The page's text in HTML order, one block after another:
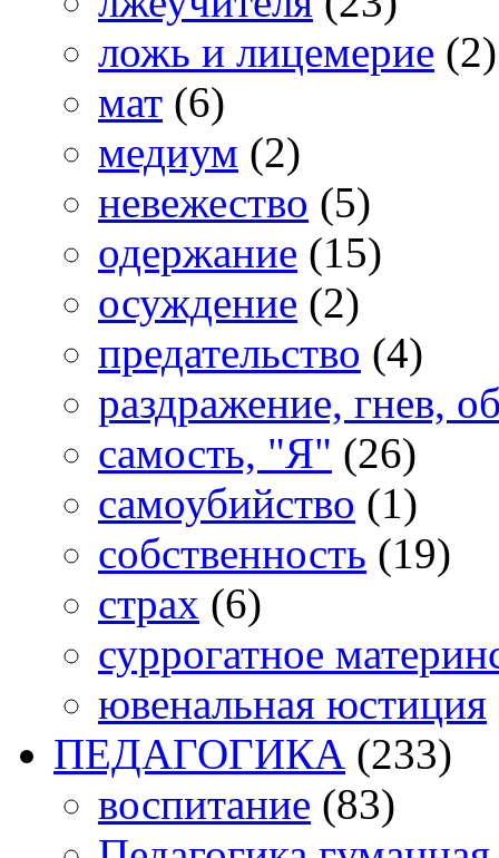
ложь и лицемерие (2)
мат (6)
медиум (2)
невежество (5)
одержание (15)
осуждение (2)
предательство (4)
раздражение, гнев,
самость, "Я" (26)
самоубийство (1)
собственность (19)
страх (6)
суррогатное
ювенальная юстиция
ПЕДАГОГИКА (233)
воспитание (83)